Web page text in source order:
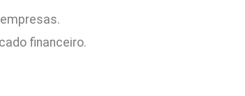
financeiro.